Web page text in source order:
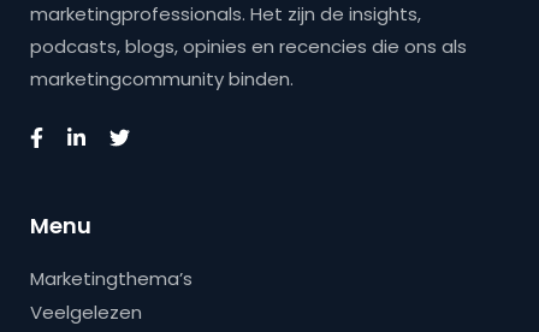
marketingprofessionals. Het zijn de insights,
podcasts, blogs, opinies en recencies die ons als
marketingcommunity binden.
Menu
Marketingthema’s
Veelgelezen